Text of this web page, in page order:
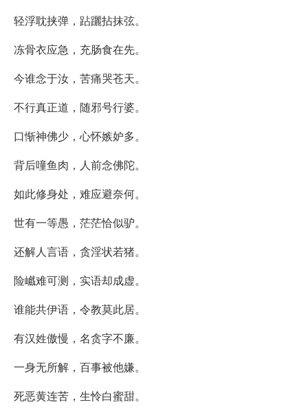
轻浮耽挟弹，跕躧拈抹弦。
冻骨衣应急，充肠食在先。
今谁念于汝，苦痛哭苍天。
不行真正道，随邪号行婆。
口惭神佛少，心怀嫉妒多。
背后噇鱼肉，人前念佛陀。
如此修身处，难应避奈何。
世有一等愚，茫茫恰似驴。
还解人言语，贪淫状若猪。
险巇难可测，实语却成虚。
谁能共伊语，令教莫此居。
有汉姓傲慢，名贪字不廉。
一身无所解，百事被他嫌。
死恶黄连苦，生怜白蜜甜。